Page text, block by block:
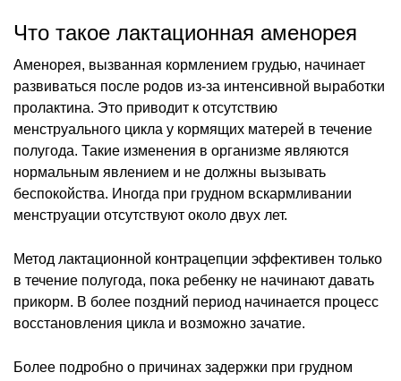
Что такое лактационная аменорея
Аменорея, вызванная кормлением грудью, начинает
развиваться после родов из-за интенсивной выработки
пролактина. Это приводит к отсутствию
менструального цикла у кормящих матерей в течение
полугода. Такие изменения в организме являются
нормальным явлением и не должны вызывать
беспокойства. Иногда при грудном вскармливании
менструации отсутствуют около двух лет.
Метод лактационной контрацепции эффективен только
в течение полугода, пока ребенку не начинают давать
прикорм. В более поздний период начинается процесс
восстановления цикла и возможно зачатие.
Более подробно о причинах задержки при грудном